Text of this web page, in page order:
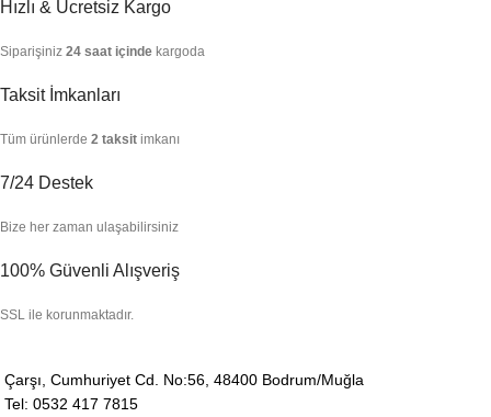
Hızlı & Ücretsiz Kargo
Siparişiniz 24 saat içinde kargoda
Taksit İmkanları
Tüm ürünlerde 2 taksit imkanı
7/24 Destek
Bize her zaman ulaşabilirsiniz
100% Güvenli Alışveriş
SSL ile korunmaktadır.
Çarşı, Cumhuriyet Cd. No:56, 48400 Bodrum/Muğla
Tel: 0532 417 7815